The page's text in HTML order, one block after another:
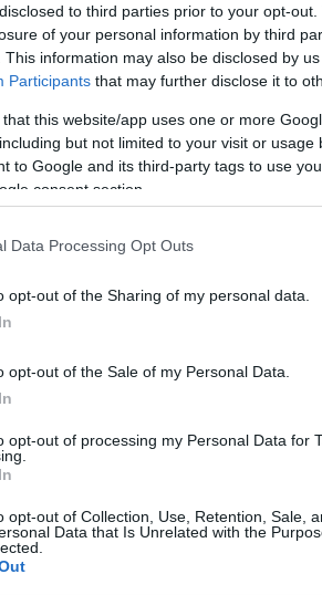
to third parties prior to your opt-
of your personal information by third
This information may also be disclosed by
Participants that may further disclose it to
that this website/app uses one or more
but not limited to your visit or
to Google and its third-party tags to use
consent section.
Data Processing Opt Outs
opt-out of the Sharing of my personal data.
opt-out of the Sale of my Personal Data.
opt-out of processing my Personal Data for
opt-out of Collection, Use, Retention, Sale,
Data that Is Unrelated with the
στεγασμένους χώρους
23 ΜΑΪ́ΟΥ 2024, 5:00 ΜΜ - ΕΝΗΜΕΡΏΘΗΚΕ ΣΤΙΣ 27
μας με τον Αντώνη Πουγαρίδη,
Πρόεδρος του Επιμελητηρίου Κοζάνης.
Το 2024 θα υπάρχουν
22 ΜΑΪ́ΟΥ 2024, 6:05 ΜΜ - ΕΝΗΜΕΡΏΘΗΚΕ ΣΤΙΣ 27
Πρόεδρος του Επιμελητηρίου Κοζάνης, ο
για Balkan Energy
να είναι στο επίκεντρο
εξελίξεων»